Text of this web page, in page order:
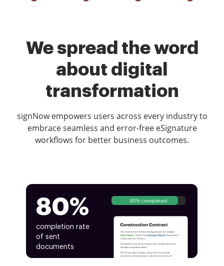
We spread the word
about digital
transformation
signNow empowers users across every industry to
embrace seamless and error-free eSignature
workflows for better business outcomes.
80%
completion rate
of sent
documents
80% completed